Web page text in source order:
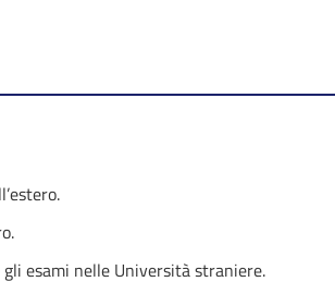
esami nelle Università straniere.